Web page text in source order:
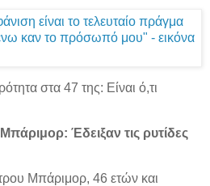
στα 47 της: Είναι ό,τι
Έδειξαν τις ρυτίδες
Μπάριμορ, 46 ετών και